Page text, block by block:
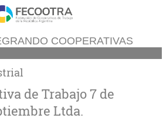
COOPERATIVAS
de Trabajo 7 de
Ltda.